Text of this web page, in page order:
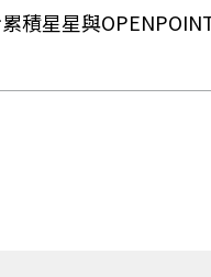
積星星與